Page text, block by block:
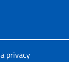
privacy